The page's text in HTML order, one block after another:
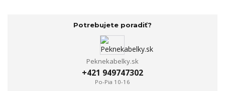
Potrebujete poradiť?
Peknekabelky.sk
+421 949747302
Po-Pia 10-16